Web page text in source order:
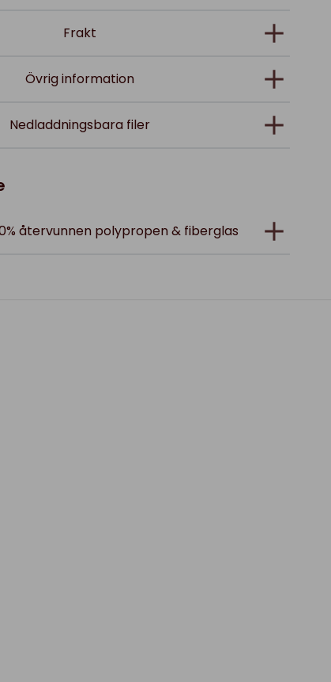
Frakt
Övrig information
Nedladdningsbara filer
återvunnen polypropen & fiberglas